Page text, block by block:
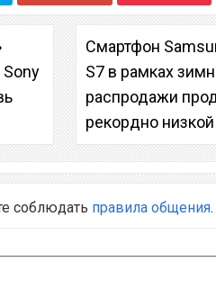
Sony
Смартфон
S7 в рамках
распродажи
рекордно
соблюдать правила общения.